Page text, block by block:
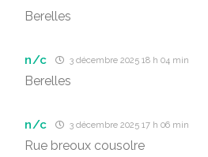
Berelles
n/c 3 décembre 2025 18 h 04 min
Berelles
n/c 3 décembre 2025 17 h 06 min
Rue breoux cousolre